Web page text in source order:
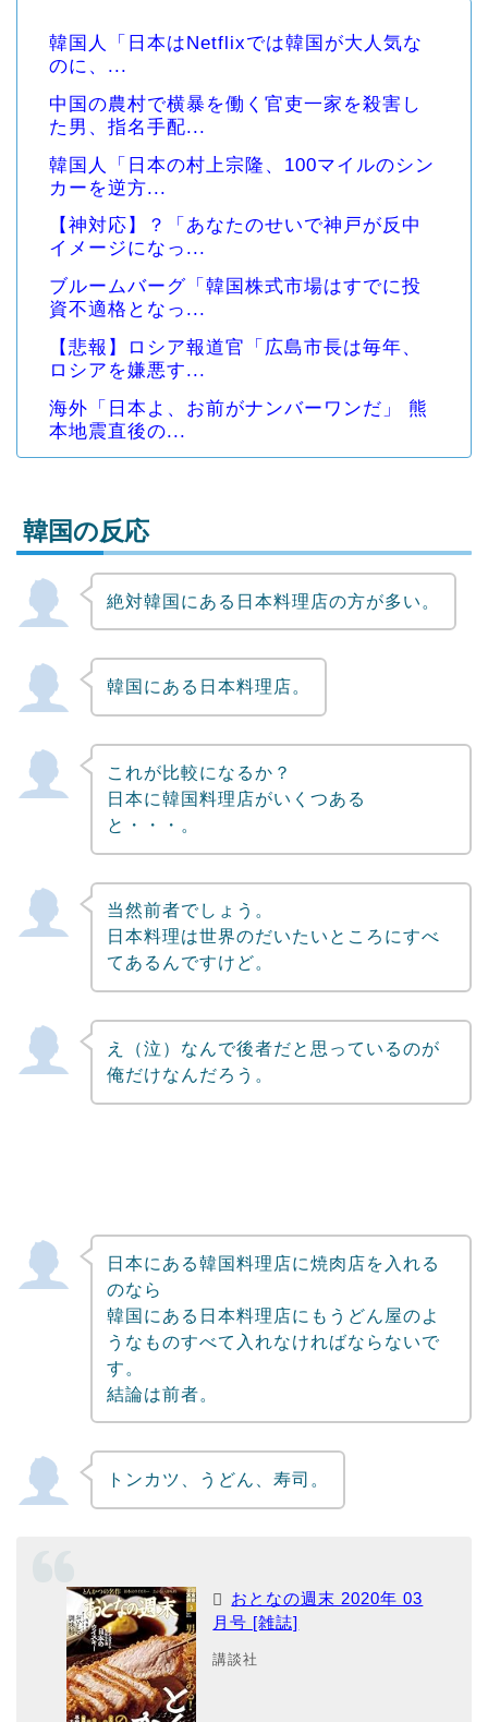
韓国人「日本はNetflixでは韓国が大人気な
のに、...
中国の農村で横暴を働く官吏一家を殺害し
た男、指名手配...
韓国人「日本の村上宗隆、100マイルのシン
カーを逆方...
【神対応】？「あなたのせいで神戸が反中
イメージになっ...
ブルームバーグ「韓国株式市場はすでに投
資不適格となっ...
【悲報】ロシア報道官「広島市長は毎年、
ロシアを嫌悪す...
海外「日本よ、お前がナンバーワンだ」 熊
本地震直後の...
Powered by livedoor 相互RSS
韓国の反応
絶対韓国にある日本料理店の方が多い。
韓国にある日本料理店。
これが比較になるか？
日本に韓国料理店がいくつある
と・・・。
当然前者でしょう。
日本料理は世界のだいたいところにすべ
てあるんですけど。
え（泣）なんで後者だと思っているのが
俺だけなんだろう。
日本にある韓国料理店に焼肉店を入れる
のなら
韓国にある日本料理店にもうどん屋のよ
うなものすべて入れなければならないで
す。
結論は前者。
トンカツ、うどん、寿司。
おとなの週末 2020年 03
月号 [雑誌]
講談社